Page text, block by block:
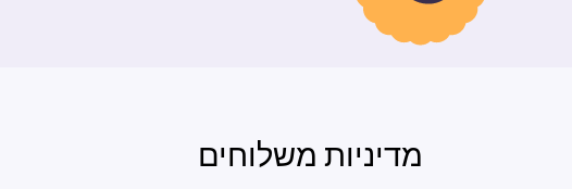
מדיניות משלוחים